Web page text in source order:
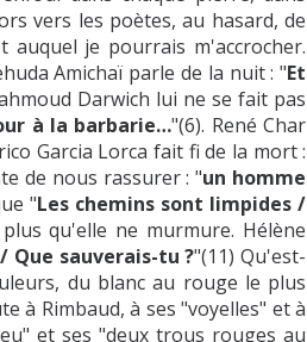
vers les poètes, au hasard, de
je pourrais m'accrocher.
Amichaï parle de la nuit : "Et
Darwich lui ne se fait pas
à la barbarie…"(6). René Char
Garcia Lorca fait fi de la mort :
de nous rassurer : "un homme
"Les chemins sont limpides /
qu'elle ne murmure. Hélène
Que sauverais-tu ?"(11) Qu'est-
du blanc au rouge le plus
à Rimbaud, à ses "voyelles" et à
et ses "deux trous rouges au